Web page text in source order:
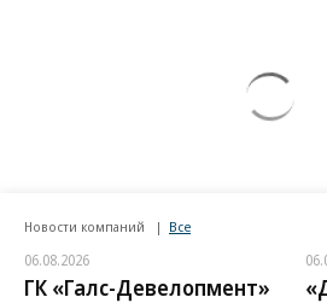
Новости компаний Все
06.08.2026
ГК «Галс-Девелопмент»